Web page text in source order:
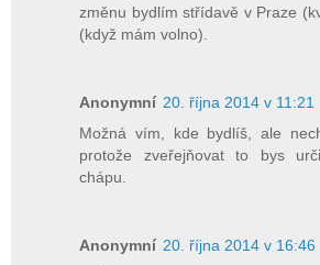
změnu bydlím střídavě v Praze
(když mám volno).
Anonymní 20. října 2014 v 11:21
Možná vím, kde bydlíš, ale
protože zveřejňovat to bys
chápu.
Anonymní 20. října 2014 v 16:46